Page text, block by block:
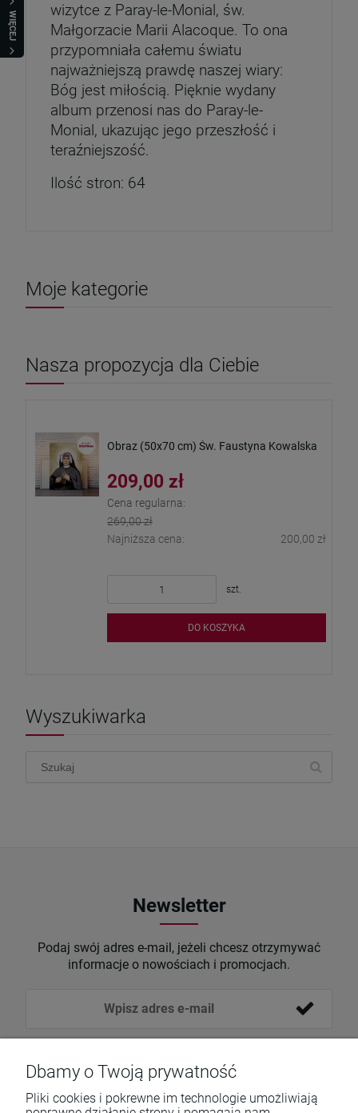
DO KOSZYKA
WIĘCEJ
wizytce z Paray-le-Monial, św.
Małgorzacie Marii Alacoque. To ona
przypomniała całemu światu
najważniejszą prawdę naszej wiary:
Bóg jest miłością. Pięknie wydany
album przenosi nas do Paray-le-
Monial, ukazując jego przeszłość i
teraźniejszość.
Ilość stron: 64
Moje kategorie
Nasza propozycja dla Ciebie
Obraz (50x70 cm) Św. Faustyna Kowalska
209,00 zł
Cena regularna:
269,00 zł
Najniższa cena:
200,00 zł
szt.
DO KOSZYKA
Wyszukiwarka
Newsletter
Podaj swój adres e-mail, jeżeli chcesz otrzymywać
informacje o nowościach i promocjach.
Dbamy o Twoją prywatność
Pliki cookies i pokrewne im technologie umożliwiają